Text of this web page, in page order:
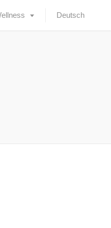
Deutsch